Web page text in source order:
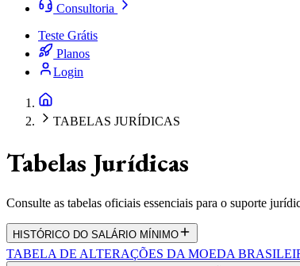
Consultoria
Teste Grátis
Planos
Login
TABELAS JURÍDICAS
Tabelas Jurídicas
Consulte as tabelas oficiais essenciais para o suporte
HISTÓRICO DO SALÁRIO MÍNIMO
TABELA DE ALTERAÇÕES DA MOEDA